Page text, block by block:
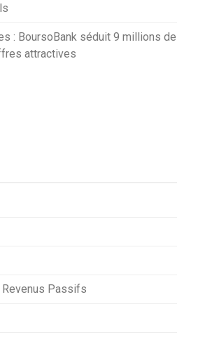
: BoursoBank séduit 9 millions de
attractives
Passifs